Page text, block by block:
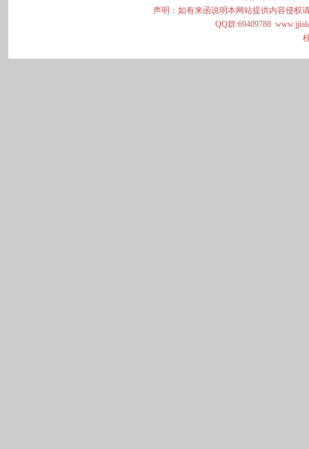
声明：如有来函说明本网站提供内容侵权
QQ群:69409788